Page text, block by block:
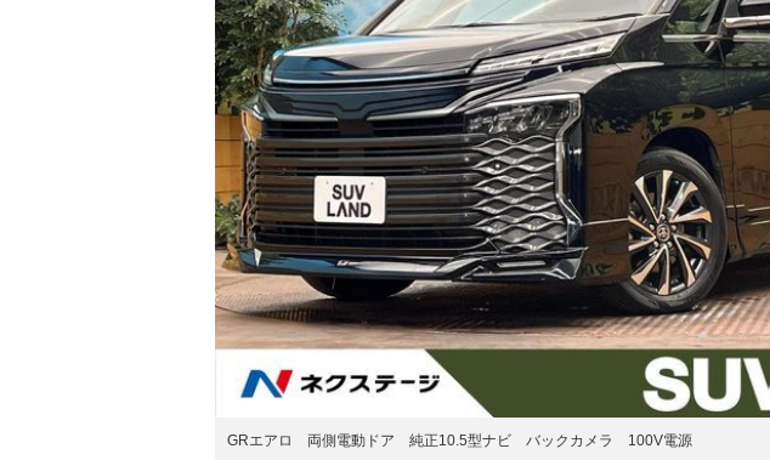
GRエアロ 両側電動ドア 純正10.5型ナビ バックカメラ 100V電源